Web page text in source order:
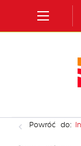
Przejdź do
Przejdź do
Włącz wersję
Powróć do: